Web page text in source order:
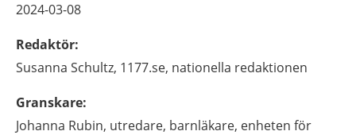
2024-03-08
Redaktör:
Susanna Schultz, 1177.se, nationella redaktionen
Granskare:
Johanna Rubin, utredare, barnläkare, enheten för